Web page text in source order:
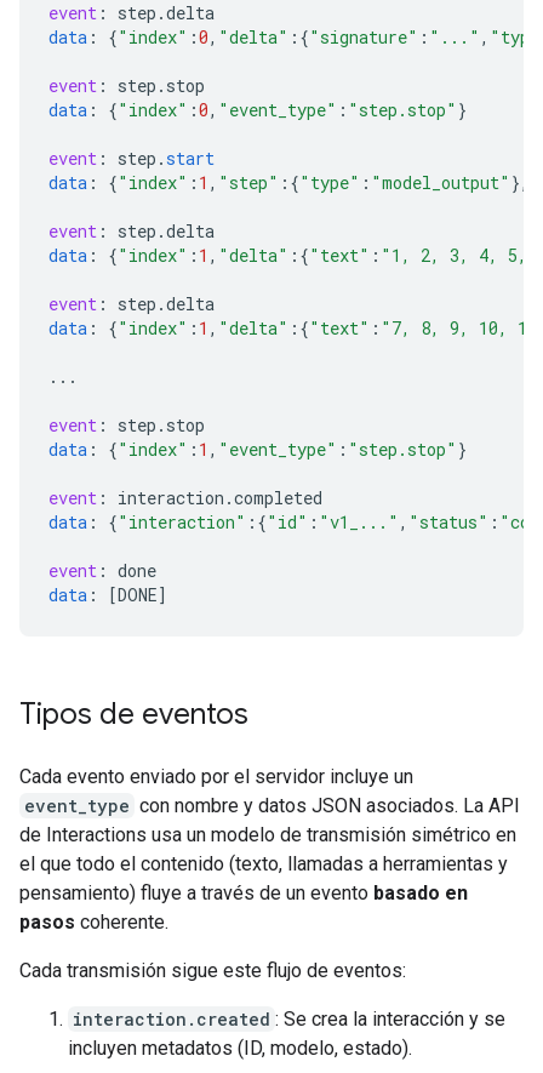
event : step .delta
data : {"index" :0, "delta" :{"signature" : "..." ,
event : step . stop
data : {"index" :0, "event_type" : "step.stop" }
event : step .start
data : {"index" : 1 , "step" :{"type" : "model_output" },
event : step .delta
data : {"index" : 1 , "delta" :{"text" : "1, 2, 3, 4, 5,
event : step .delta
data : {"index" : 1 , "delta" :{"text" : "7, 8, 9, 10,
...
event : step . stop
data : {"index" : 1 , "event_type" : "step.stop" }
event : interaction .completed
data : {"interaction" :{"id" : "v1_..." , "status" :
event : done
data : [DONE]
Tipos de eventos
Cada evento enviado por el servidor incluye un
event_type con nombre y datos JSON asociados. La API
de Interactions usa un modelo de transmisión simétrico en
el que todo el contenido (texto, llamadas a herramientas y
pensamiento) fluye a través de un evento basado en
pasos coherente.
Cada transmisión sigue este flujo de eventos:
interaction.created : Se crea la interacción y se
incluyen metadatos (ID, modelo, estado).